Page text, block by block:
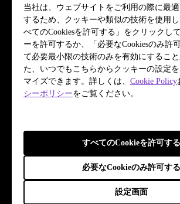
当社は、ウェブサイトをご利用の際に最
するため、クッキーや類似の技術を使用
べてのCookiesを許可する」をクリックし
ーを許可するか、「必要なCookiesのみ許
て必要最小限の技術のみを有効にするこ
た、いつでもこちらからクッキーの設定
マイズできます。詳しくは、 Cookie Policy
シーポリシーをご覧ください。
設定画面
必要なCookieのみ許可する
すべてのCookieを許可する